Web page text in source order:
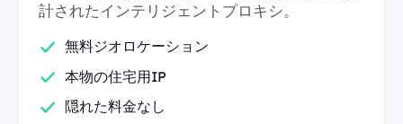
計されたインテリジェントプロキシ。
無料ジオロケーション
本物の住宅用IP
隠れた料金なし